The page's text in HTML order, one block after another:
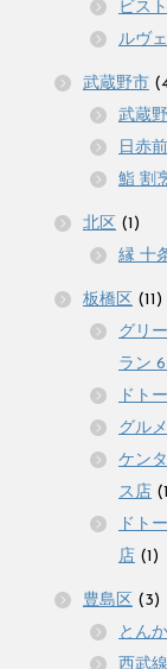
ビス
ルヴ
武蔵野市
武蔵
日赤
鮨 割
北区 (1)
縁 十
板橋区 (11)
グリ
ラン
ドト
グル
ケン
ス店
ドト
店 (1)
豊島区 (3)
とん
西武